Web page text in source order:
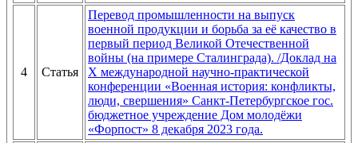
4 Статья
Перевод промышленности на выпуск
военной продукции и борьба за её качество в
первый период Великой Отечественной
войны (на примере Сталинграда). /Доклад на
X международной научно-практической
конференции «Военная история: конфликты,
люди, свершения» Санкт-Петербургское гос.
бюджетное учреждение Дом молодёжи
«Форпост» 8 декабря 2023 года.